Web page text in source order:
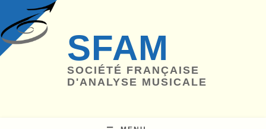
content
SFAM
SOCIÉTÉ FRANÇAISE
D'ANALYSE MUSICALE